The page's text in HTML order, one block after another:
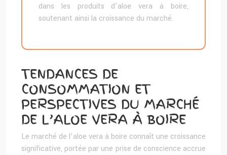
dans les produits d’aloe vera à boire,
soutenant ainsi la croissance du marché.
TENDANCES DE
CONSOMMATION ET
PERSPECTIVES DU MARCHÉ
DE L’ALOE VERA À BOIRE
Le marché de l’aloe vera à boire connaît une croissance
significative, portée par une prise de conscience accrue